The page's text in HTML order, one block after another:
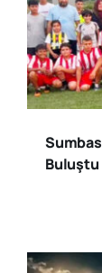
Buluştu